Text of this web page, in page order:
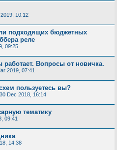
10:12
подходящих бюджетных
реле
09:25
работает. Вопросы от новичка.
2019, 07:41
пользуетесь вы?
30 Dec 2018, 16:14
тематику
09:41
14:38